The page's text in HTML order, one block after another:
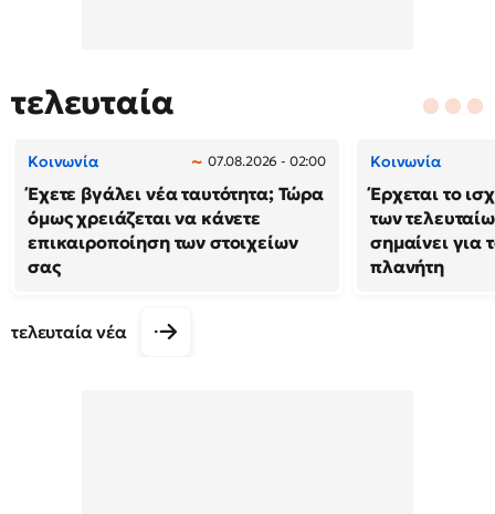
τελευταία
Κοινωνία 07.08.2026 - 02:00
Έχετε βγάλει νέα ταυτότητα; Τώρα
όμως χρειάζεται να κάνετε
επικαιροποίηση των στοιχείων
σας
Κοινωνία
Έρχεται το
των
σημαίνει για
πλανήτη
τελευταία νέα